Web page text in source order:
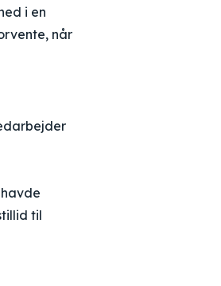
i en
når
til